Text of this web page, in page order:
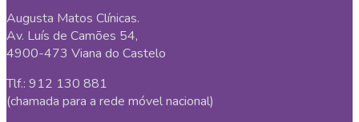
Augusta Matos Clínicas.
Av. Luís de Camões 54,
4900-473 Viana do Castelo
Tlf.: 912 130 881
(chamada para a rede móvel nacional)